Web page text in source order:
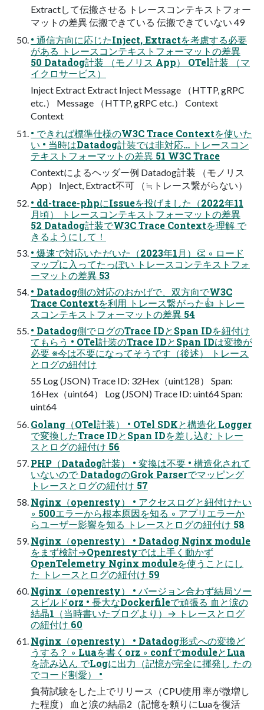
Extractして伝搬させる トレースコンテキストフォー
マットの差異 伝搬できている 伝搬できていない 49
• 通信方向に応じたInject, Extractを考慮する必要
がある トレースコンテキストフォーマットの差異
50 Datadog計装 （モノリス App） OTel計装 （マ
イクロサービス）
Inject Extract Extract Inject Message （HTTP, gRPC
etc.） Message （HTTP, gRPC etc.） Context
Context
• できれば標準仕様のW3C Trace Contextを使いた
い • 当時はDatadog計装では非対応… トレースコン
テキストフォーマットの差異 51 W3C Trace
Contextによるヘッダー例 Datadog計装 （モノリス
App） Inject, Extract不可 （≒トレース繋がらない）
• dd-trace-phpにIssueを投げました（2022年11
月頃） トレースコンテキストフォーマットの差異
52 Datadog計装でW3C Trace Contextを理解 で
きるようにして！
• 爆速で対応いただいた（2023年1月）👏 ◦ ロード
マップに入ってたっぽい トレースコンテキストフォ
ーマットの差異 53
• Datadog側の対応のおかげで、双方向でW3C
Trace Contextを利用 トレース繋がった👍 トレー
スコンテキストフォーマットの差異 54
• Datadog側でログのTrace IDとSpan IDを紐付け
てもらう • OTel計装のTrace IDとSpan IDは変換が
必要 ※今は不要になってそうです（後述） トレース
とログの紐付け
55 Log (JSON) Trace ID: 32Hex（uint128） Span:
16Hex（uint64） Log (JSON) Trace ID: uint64 Span:
uint64
Golang（OTel計装） • OTel SDKと構造化 Logger
で変換したTrace IDとSpan IDを差し込む トレー
スとログの紐付け 56
PHP（Datadog計装） • 変換は不要 • 構造化されて
いないので DatadogのGrok Parserでマッピング
トレースとログの紐付け 57
Nginx（openresty） • アクセスログと紐付けたい
◦ 500エラーから根本原因を知る ◦ アプリエラーか
らユーザー影響を知る トレースとログの紐付け 58
Nginx（openresty） • Datadog Nginx module
をまず検討→Openrestyでは上手く動かず
OpenTelemetry Nginx moduleを使うことにし
た トレースとログの紐付け 59
Nginx（openresty） • バージョン合わず結局ソー
スビルドorz • 長大なDockerfileで頑張る 血と涙の
結晶1（当時書いたブログより）→ トレースとログ
の紐付け 60
Nginx（openresty） • Datadog形式への変換ど
うする？ ◦ Luaを書くorz ◦ confでmoduleとLua
を読み込ん でLogに出力（記憶が完全に揮発し たの
でコード割愛） •
負荷試験をした上でリリース（CPU使用 率が微増し
た程度） 血と涙の結晶2（記憶を頼りにLuaを復活